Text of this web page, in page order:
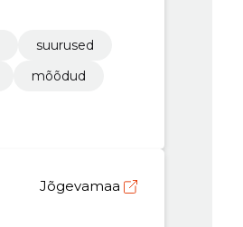
suurused
mõõdud
Jõgevamaa